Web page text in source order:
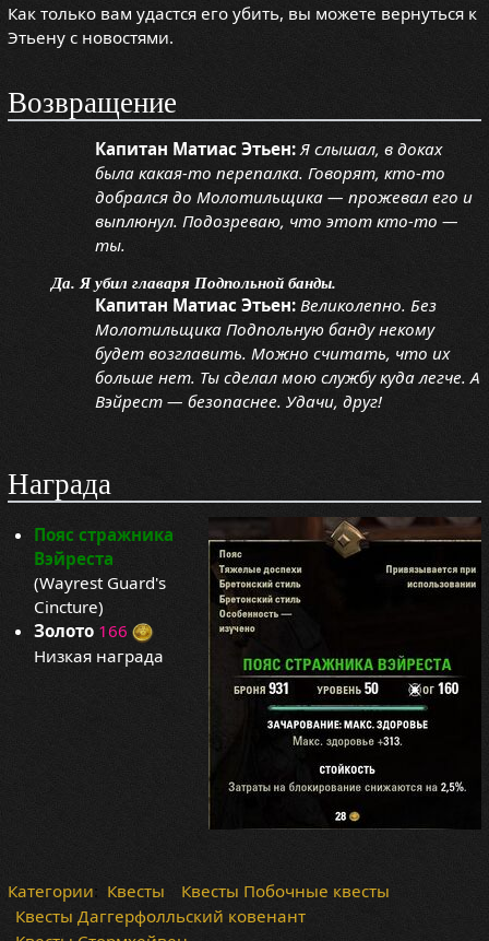
Как только вам удастся его убить, вы можете вернуться к
Этьену с новостями.
Возвращение
Капитан Матиас Этьен: Я слышал, в доках
была какая-то перепалка. Говорят, кто-то
добрался до Молотильщика — прожевал его и
выплюнул. Подозреваю, что этот кто-то —
ты.
Да. Я убил главаря Подпольной банды.
Капитан Матиас Этьен: Великолепно. Без
Молотильщика Подпольную банду некому
будет возглавить. Можно считать, что их
больше нет. Ты сделал мою службу куда легче. А
Вэйрест — безопаснее. Удачи, друг!
Награда
Пояс стражника
Вэйреста
(Wayrest Guard's
Cincture)
Золото 166
Низкая награда
Категории: Квесты
Квесты Побочные квесты
Квесты Даггерфолльский ковенант